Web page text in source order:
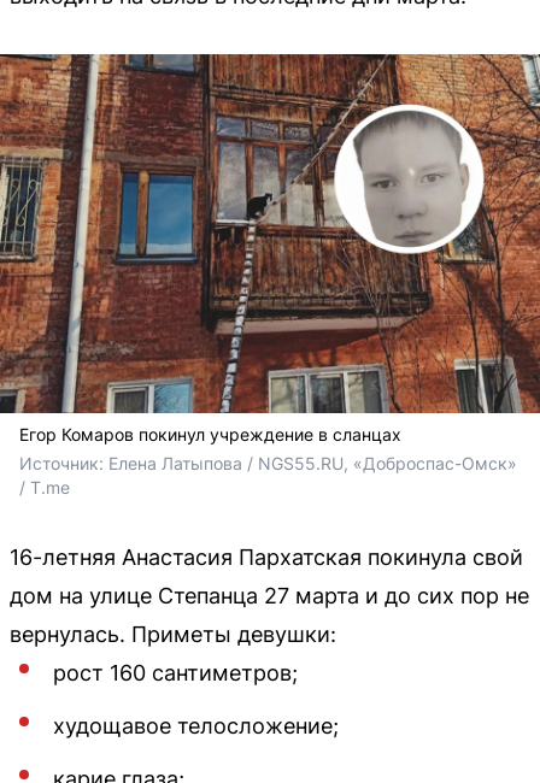
Егор Комаров покинул учреждение в сланцах
Источник: Елена Латыпова / NGS55.RU, «Доброспас-Омск»
/ T.me
16-летняя Анастасия Пархатская покинула свой
дом на улице Степанца 27 марта и до сих пор не
вернулась. Приметы девушки:
рост 160 сантиметров;
худощавое телосложение;